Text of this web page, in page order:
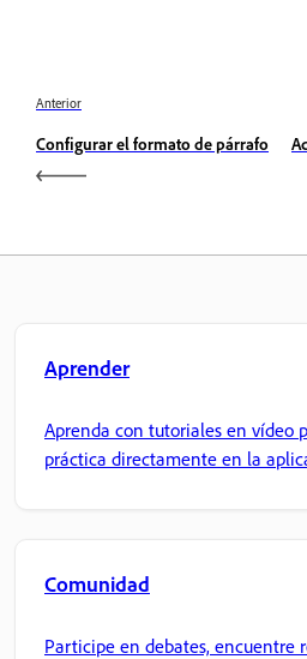
Anterior
Configurar el formato de párrafo
Aprender
Aprenda con tutoriales en vídeo
práctica directamente en la
Comunidad
Participe en debates, encuentre